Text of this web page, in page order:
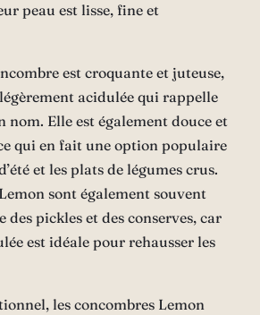
peau est lisse, fine et
est croquante et juteuse,
acidulée qui rappelle
nom. Elle est également douce et
qui en fait une option populaire
et les plats de légumes crus.
sont également souvent
pickles et des conserves, car
est idéale pour rehausser les
les concombres Lemon